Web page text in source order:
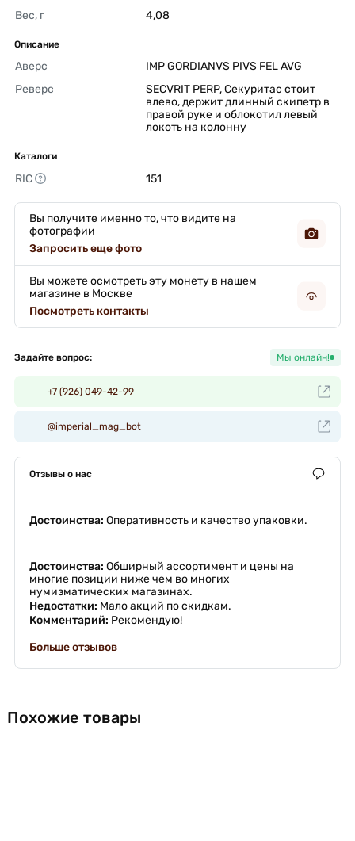
Вес, г 4,08
Описание
Аверс
IMP GORDIANVS PIVS FEL AVG
Реверс
SECVRIT PERP, Секуритас стоит
влево, держит длинный скипетр в
правой руке и облокотил левый
локоть на колонну
Каталоги
RIC 151
Вы получите именно то, что видите на
фотографии
Запросить еще фото
Вы можете осмотреть эту монету в нашем
магазине в Москве
Посмотреть контакты
Задайте вопрос: Мы онлайн!
+7 (926) 049-42-99
@imperial_mag_bot
Отзывы о нас
Достоинства: Оперативность и качество упаковки.
Достоинства: Обширный ассортимент и цены на
многие позиции ниже чем во многих
нумизматических магазинах.
Недостатки: Мало акций по скидкам.
Комментарий: Рекомендую!
Больше отзывов
Похожие товары